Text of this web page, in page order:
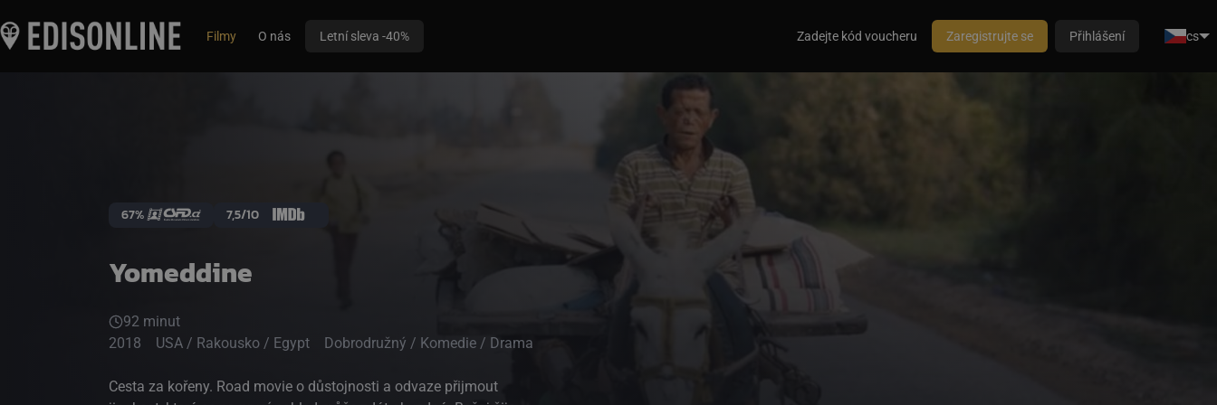
Filmy O nás Letní sleva -40% Zadejte kód voucheru Zaregistrujte se Přihlášení cs
Yomeddine
67% 7,5/10
92 minut
2018
USA / Rakousko / Egypt Dobrodružný / Komedie / Drama
Cesta za kořeny. Road movie o důstojnosti a odvaze přijmout